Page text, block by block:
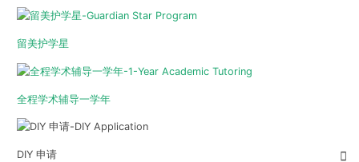
留美护学星
全程学术辅导一学年
DIY 申请